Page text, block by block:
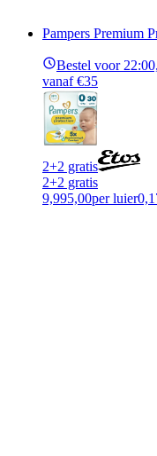
Pampers Premium
Bestel voor
vanaf €35
2+2 gratis
2+2 gratis
9,995,00per luier